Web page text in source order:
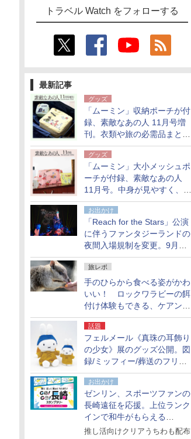
トラベル Watch をフォローする
最新記事
グッズ
「ムーミン」収納ポーチが付
録、素敵なあの人 11月号増
刊。衣類や旅の必需品まとま
る大小2個セット
グッズ
「ムーミン」大小メッシュポ
ーチが付録、素敵なあの人
11月号。中身が見やすく、温
泉スパにも使える
お出かけ
「Reach for the Stars」公演
に伴うファンタジーランドの
夜間入場規制を変更。9月か
ら18時50分～20時ごろに
旅レポ
手のひらから食べる姿がかわ
いい！ ロックワラビーの餌
付け体験もできる、ケアンズ
でアサートン高原の日本語ガ
イド付きツアーに参加してみ
た
話題
フェルメール《真珠の耳飾り
の少女》展のグッズ公開。図
録/ミッフィー/葬送のフリー
レンほか、注目ブランドコラ
ボが実現
お出かけ
ゼンリン、スポーツファンの
長崎遠征を応援。上位ランク
インで和牛がもらえる
「GO！GO！長崎スタンプラ
推し活向けクリアうちわも配布